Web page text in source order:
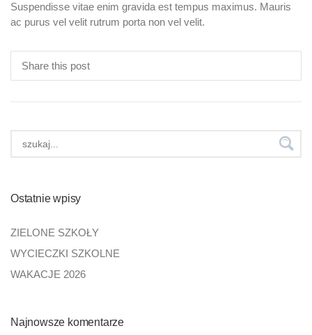
Suspendisse vitae enim gravida est tempus maximus. Mauris
ac purus vel velit rutrum porta non vel velit.
Share this post
Ostatnie wpisy
ZIELONE SZKOŁY
WYCIECZKI SZKOLNE
WAKACJE 2026
Najnowsze komentarze